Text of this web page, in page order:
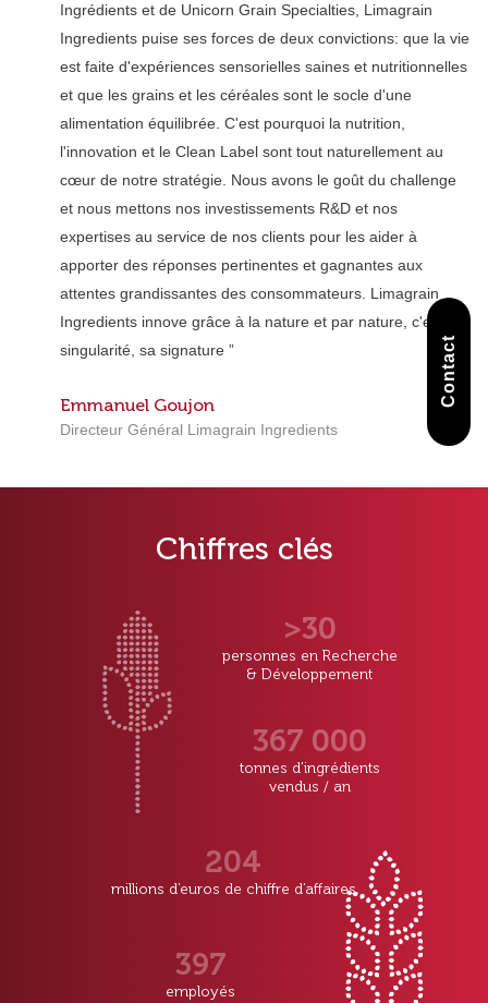
Ingrédients et de Unicorn Grain Specialties, Limagrain
Ingredients puise ses forces de deux convictions: que la vie
est faite d'expériences sensorielles saines et nutritionnelles
et que les grains et les céréales sont le socle d'une
alimentation équilibrée. C'est pourquoi la nutrition,
l'innovation et le Clean Label sont tout naturellement au
cœur de notre stratégie. Nous avons le goût du challenge
et nous mettons nos investissements R&D et nos
expertises au service de nos clients pour les aider à
apporter des réponses pertinentes et gagnantes aux
attentes grandissantes des consommateurs. Limagrain
Ingredients innove grâce à la nature et par nature, c'est sa
singularité, sa signature ”
Emmanuel Goujon
Directeur Général Limagrain Ingredients
Chiffres clés
367 000
tonnes d'ingrédients
vendus / an
>30
personnes en Recherche
& Développement
204
millions d’euros de chiffre d’affaires
397
employés
Contact